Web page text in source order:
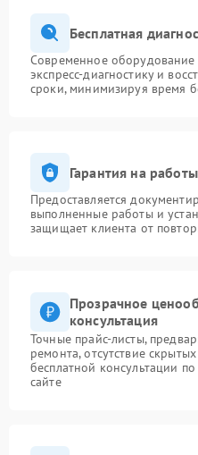
Бесплатная
Современное оборудование
экспресс-диагностику и
сроки, минимизируя время
Гарантия на
Предоставляется
выполненные работы и
защищает клиента от
Прозрачное
консультация
Точные прайс-листы,
ремонта, отсутствие
бесплатной консультации
сайте